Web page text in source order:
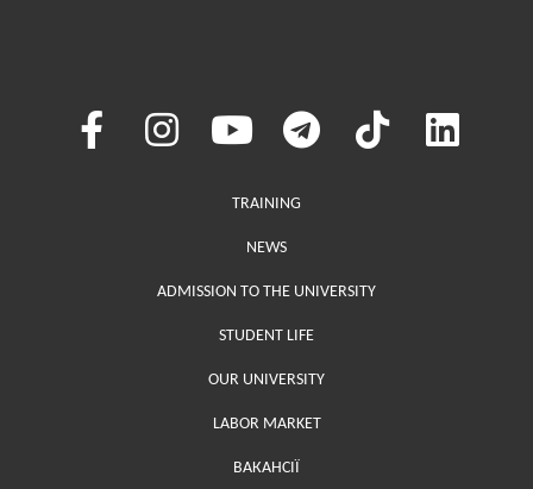
Меню у хедері
TRAINING
NEWS
ADMISSION TO THE UNIVERSITY
STUDENT LIFE
OUR UNIVERSITY
LABOR MARKET
ВАКАНСІЇ